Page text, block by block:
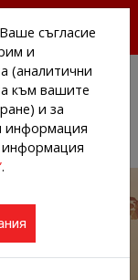
съгласие
и
(аналитични
към вашите
и за
информация
информация
.